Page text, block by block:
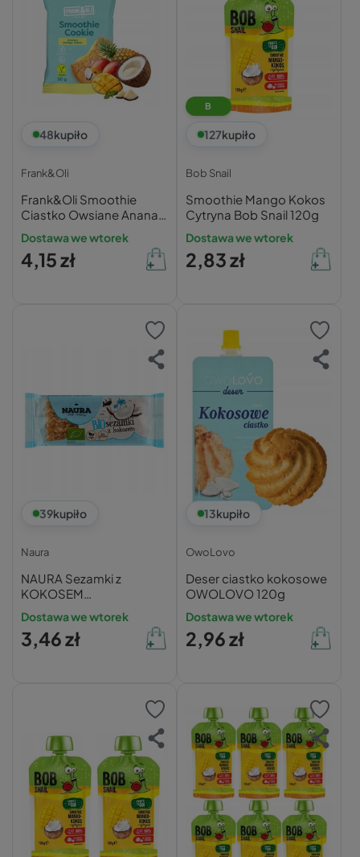
48kupiło
Frank&Oli
Frank&Oli Smoothie
Ciastko Owsiane Ananas
Mango Kokos 50g
Dostawa we wtorek
4,15 zł
B
127kupiło
Bob Snail
Smoothie Mango Kokos
Cytryna Bob Snail 120g
Dostawa we wtorek
2,83 zł
39kupiło
Naura
NAURA Sezamki z
KOKOSEM
Bezglutenowe
Wegańskie BIO 27g
Dostawa we wtorek
3,46 zł
13kupiło
OwoLovo
Deser ciastko kokosowe
OWOLOVO 120g
Dostawa we wtorek
2,96 zł